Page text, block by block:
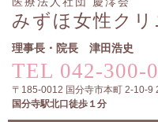
みずほ女性クリ
理事長・院長 津田浩史
TEL 042-300-
〒 185-0012 国分寺市本町 2-10-9
国分寺駅北口徒歩１分